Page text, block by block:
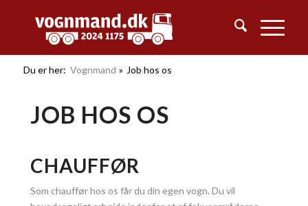
Du er her: Vognmand » Job hos os
JOB HOS OS
CHAUFFØR
Som chauffør hos os får du din egen vogn. Du vil